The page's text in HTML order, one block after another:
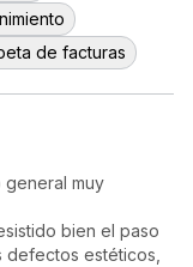
de facturas
general muy
bien el paso
defectos estéticos,